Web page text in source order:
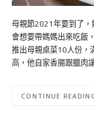
母親節2021年要到了，
會想要帶媽媽出來吃飯
推出母親桌菜10人份，
高，他自家香腸跟臘肉
CONTINUE